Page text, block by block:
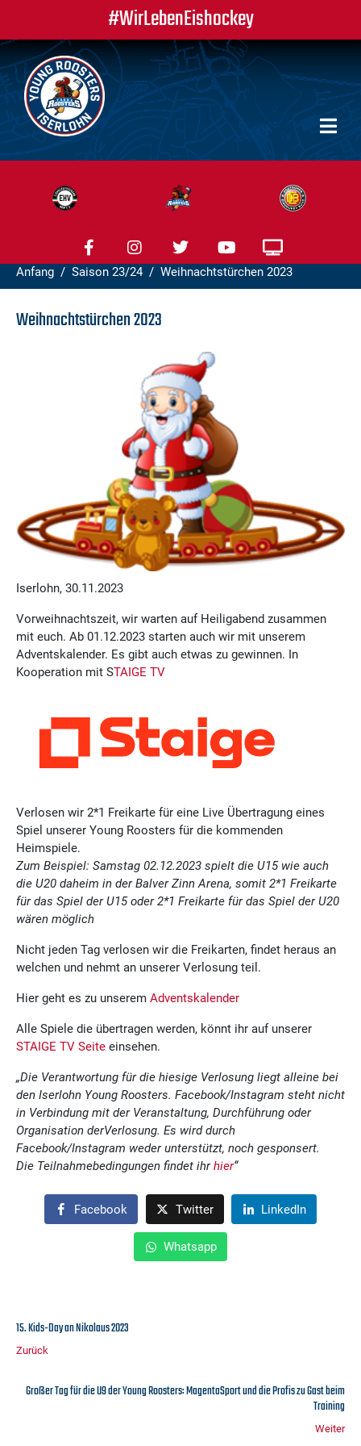
#WirLebenEishockey
Anfang Saison 23/24 Weihnachtstürchen 2023
Weihnachtstürchen 2023
Iserlohn, 30.11.2023
Vorweihnachtszeit, wir warten auf Heiligabend zusammen
mit euch. Ab 01.12.2023 starten auch wir mit unserem
Adventskalender. Es gibt auch etwas zu gewinnen. In
Kooperation mit STAIGE TV
Verlosen wir 2*1 Freikarte für eine Live Übertragung eines
Spiel unserer Young Roosters für die kommenden
Heimspiele.
Zum Beispiel: Samstag 02.12.2023 spielt die U15 wie auch
die U20 daheim in der Balver Zinn Arena, somit 2*1 Freikarte
für das Spiel der U15 oder 2*1 Freikarte für das Spiel der U20
wären möglich
Nicht jeden Tag verlosen wir die Freikarten, findet heraus an
welchen und nehmt an unserer Verlosung teil.
Hier geht es zu unserem Adventskalender
Alle Spiele die übertragen werden, könnt ihr auf unserer
STAIGE TV Seite einsehen.
„Die Verantwortung für die hiesige Verlosung liegt alleine bei
den Iserlohn Young Roosters. Facebook/Instagram steht nicht
in Verbindung mit der Veranstaltung, Durchführung oder
Organisation derVerlosung. Es wird durch
Facebook/Instagram weder unterstützt, noch gesponsert.
Die Teilnahmebedingungen findet ihrhier“
Facebook Twitter LinkedIn
Whatsapp
15. Kids-Day an Nikolaus 2023
Zurück
Großer Tag für die U9 der Young Roosters: MagentaSport und die Profis zu Gast beim
Training
Weiter